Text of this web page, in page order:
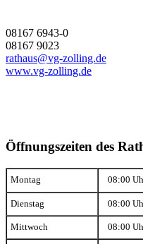
08167 6943-0
08167 9023
rathaus@vg-zolling.de
www.vg-zolling.de
Öffnungszeiten des
Montag 08:00
Dienstag 08:00
Mittwoch 08:00